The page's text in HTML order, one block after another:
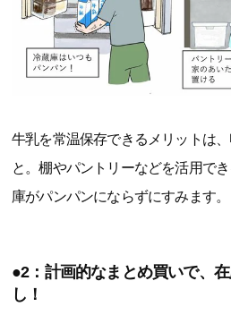
牛乳を常温保存できるメリットは
と。棚やパントリーなどを活用で
庫がパンパンにならずにすみます。
●2：計画的なまとめ買いで、
し！